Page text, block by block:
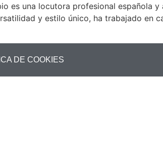
es una locutora profesional española
y estilo único, ha trabajado en
DE COOKIES